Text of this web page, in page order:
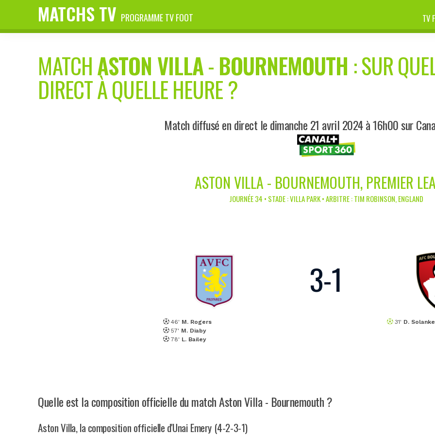
MATCHS TV PROGRAMME TV FOOT TV
MATCHASTON VILLA-BOURNEMOUTH : SUR
DIRECT À QUELLE HEURE ?
Match diffusé en direct le dimanche 21 avril 2024 à 16h00 sur
ASTON VILLA - BOURNEMOUTH, PREMIER
JOURNÉE 34 • STADE : VILLA PARK • ARBITRE : TIM ROBINSON, ENGLAND
46' M. Rogers
57' M. Diaby
78' L. Bailey
3-1
31' D. Solanke
Quelle est la composition officielle du match Aston Villa - Bournemouth ?
Aston Villa, la composition officielle d'Unai Emery (4-2-3-1)